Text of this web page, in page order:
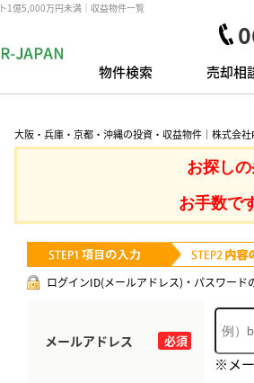
1億5,000万円未満｜収益物件一覧
物件検索 売却相
大阪・兵庫・京都・沖縄の投資・収益物件｜株式会社
お探し
お手数で
ログインID(メールアドレス)・パスワード
必須
メールアドレス
※メー